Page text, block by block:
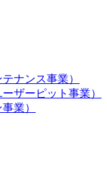
ナンス事業）
ザーピット事業）
業）